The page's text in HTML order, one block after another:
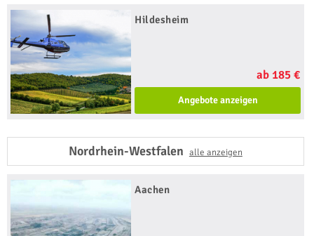
Hildesheim
ab 185 €
Angebote anzeigen
Nordrhein-Westfalen alle anzeigen
Aachen